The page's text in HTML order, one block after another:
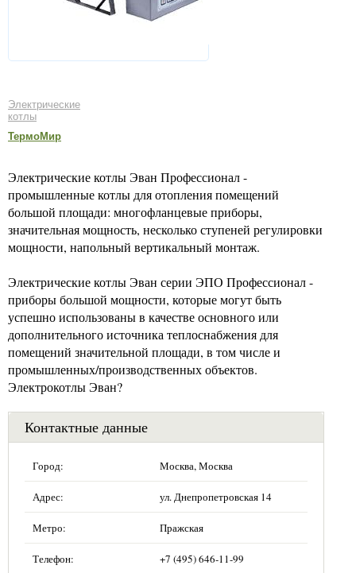
Электрические
котлы
ТермоМир
Электрические котлы Эван Профессионал -
промышленные котлы для отопления помещений
большой площади: многофланцевые приборы,
значительная мощность, несколько ступеней регулировки
мощности, напольный вертикальный монтаж.
Электрические котлы Эван серии ЭПО Профессионал -
приборы большой мощности, которые могут быть
успешно использованы в качестве основного или
дополнительного источника теплоснабжения для
помещений значительной площади, в том числе и
промышленных/производственных объектов.
Электрокотлы Эван?
Контактные данные
Город: Москва, Москва
Адрес: ул. Днепропетровская 14
Метро: Пражская
Телефон: +7 (495) 646-11-99